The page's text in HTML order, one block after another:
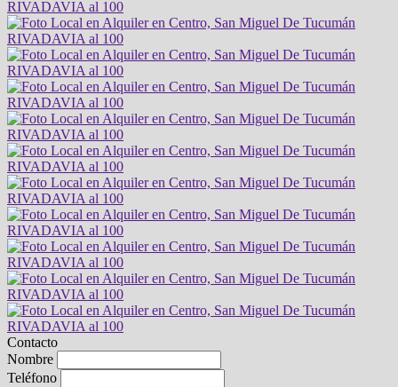
Contacto
Nombre
Teléfono